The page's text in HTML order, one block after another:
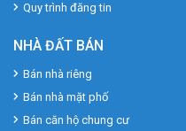
Quy trình đăng tin
NHÀ ĐẤT BÁN
Bán nhà riêng
Bán nhà mặt phố
Bán căn hộ chung cư